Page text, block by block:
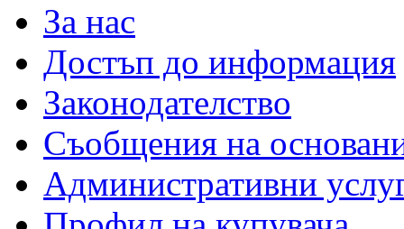
За нас
Достъп до информация
Законодателство
Съобщения на
Административни